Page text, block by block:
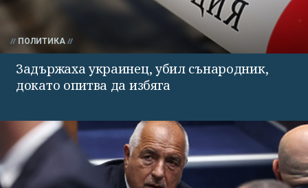
ПОЛИТИКА
Задържаха украинец, убил сънародник,
докато опитва да избяга